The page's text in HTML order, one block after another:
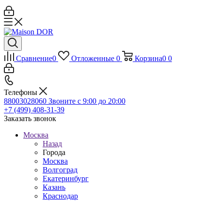
Сравнение0 Отложенные 0 Корзина0 0
Телефоны
88003028060 Звоните с 9:00 до 20:00
+7 (499) 408-31-39
Заказать звонок
Москва
Назад
Города
Москва
Волгоград
Екатеринбург
Казань
Краснодар